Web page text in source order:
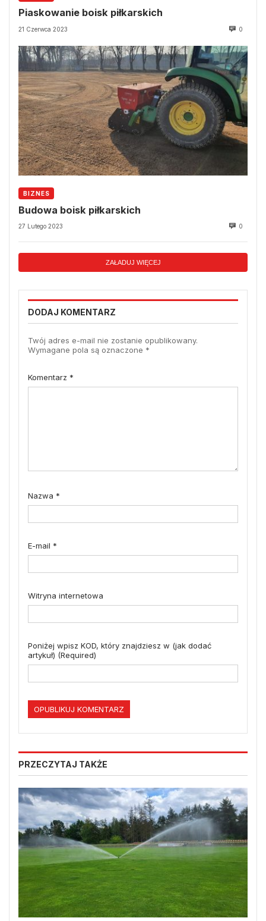
Piaskowanie boisk piłkarskich
21 Czerwca 2023 0
BIZNES
Budowa boisk piłkarskich
27 Lutego 2023 0
ZAŁADUJ WIĘCEJ
DODAJ KOMENTARZ
Twój adres e-mail nie zostanie opublikowany.
Wymagane pola są oznaczone *
Komentarz *
Nazwa *
E-mail *
Witryna internetowa
Poniżej wpisz KOD, który znajdziesz w (jak dodać
artykuł) (Required)
PRZECZYTAJ TAKŻE